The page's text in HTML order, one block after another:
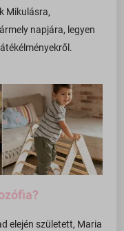
Mikulásra,
napjára, legyen
elején született, Maria